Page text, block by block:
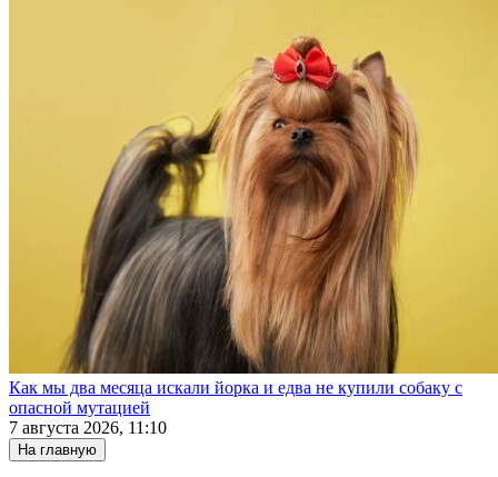
Как мы два месяца искали йорка и едва не купили собаку с
опасной мутацией
7 августа 2026, 11:10
На главную